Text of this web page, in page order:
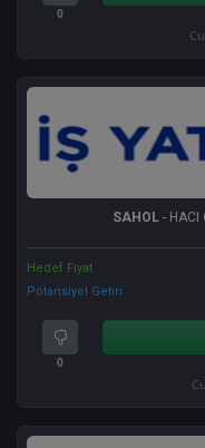
0
SAHOL- HACI
Hedef Fiyat
Potansiyel Getiri
0